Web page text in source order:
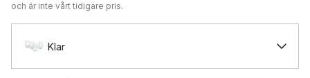
och är inte vårt tidigare pris.
Klar